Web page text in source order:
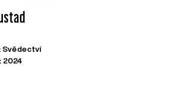
Svědectví
2024